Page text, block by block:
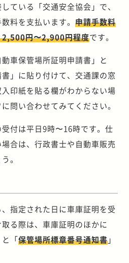
ている「交通安全協会」で、
料を支払います。申請手数料
2,500円〜2,900円程度です。
車保管場所証明申請書」と
書」に貼り付けて、交通課の窓
印紙を貼る欄がわからない場
問い合わせてみてください。
付は平日9時〜16時です。仕
合は、行政書士や自動車販売
。
指定された日に車庫証明を受
る際は、車庫証明のほかに
と「保管場所標章番号通知書」